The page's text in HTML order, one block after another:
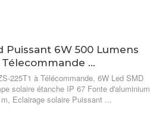
Puissant 6W 500 Lumens
...
225T1 à Télécommande, 6W Led SMD
solaire étanche IP 67 Fonte d'aluminium
Eclairage solaire Puissant ...